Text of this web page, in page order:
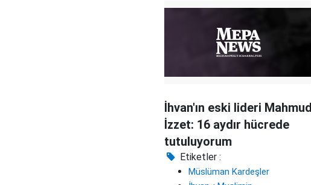
İhvan'ın eski lideri Mahmud
İzzet: 16 aydır hücrede
tutuluyorum
Etiketler :
Müslüman Kardeşler